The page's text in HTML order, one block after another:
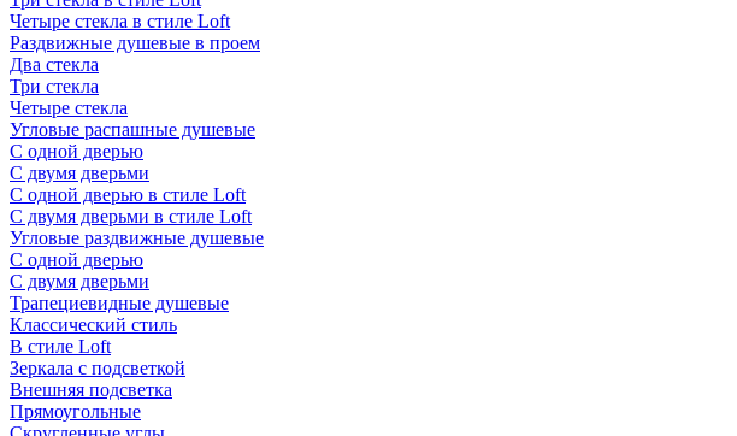
Четыре стекла в стиле Loft
Раздвижные душевые в проем
Два стекла
Три стекла
Четыре стекла
Угловые распашные душевые
С одной дверью
С двумя дверьми
С одной дверью в стиле Loft
С двумя дверьми в стиле Loft
Угловые раздвижные душевые
С одной дверью
С двумя дверьми
Трапециевидные душевые
Классический стиль
В стиле Loft
Зеркала с подсветкой
Внешняя подсветка
Прямоугольные